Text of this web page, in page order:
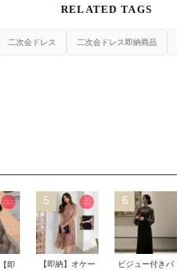
RELATED TAGS
二次会ドレス 二次会ドレス即納商品
【即
5
【即納】オケー
6
ビジュー付きバ